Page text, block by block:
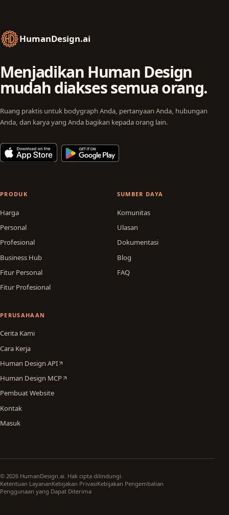
HumanDesign.ai
Menjadikan Human Design
mudah diakses semua orang.
Ruang praktis untuk bodygraph Anda, pertanyaan Anda, hubungan
Anda, dan karya yang Anda bagikan kepada orang lain.
PRODUK
Harga
Personal
Profesional
Business Hub
Fitur Personal
Fitur Profesional
SUMBER DAYA
Komunitas
Ulasan
Dokumentasi
Blog
FAQ
PERUSAHAAN
Cerita Kami
Cara Kerja
Human Design API
Human Design MCP
Pembuat Website
Kontak
Masuk
© 2026 HumanDesign.ai. Hak cipta dilindungi.
Ketentuan LayananKebijakan PrivasiKebijakan Pengembalian
Penggunaan yang Dapat Diterima